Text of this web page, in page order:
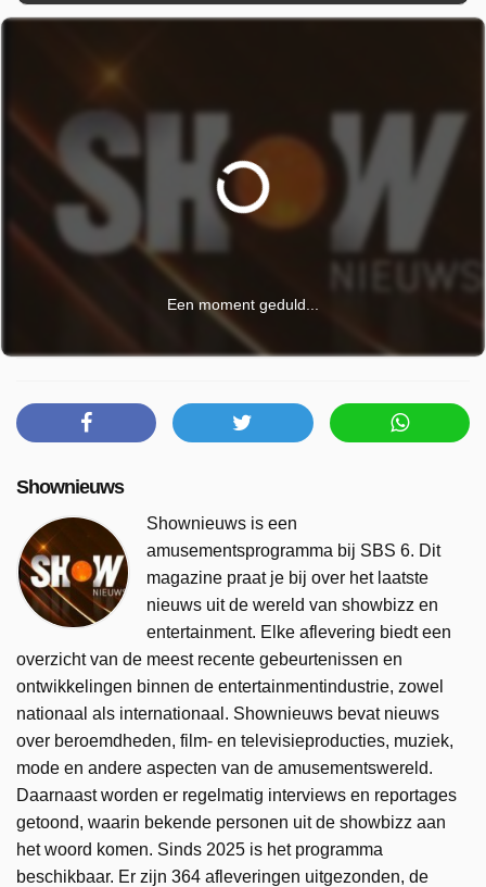
Een moment geduld...
Shownieuws
Shownieuws is een
amusementsprogramma bij SBS 6. Dit
magazine praat je bij over het laatste
nieuws uit de wereld van showbizz en
entertainment. Elke aflevering biedt een
overzicht van de meest recente gebeurtenissen en
ontwikkelingen binnen de entertainmentindustrie, zowel
nationaal als internationaal. Shownieuws bevat nieuws
over beroemdheden, film- en televisieproducties, muziek,
mode en andere aspecten van de amusementswereld.
Daarnaast worden er regelmatig interviews en reportages
getoond, waarin bekende personen uit de showbizz aan
het woord komen. Sinds 2025 is het programma
beschikbaar. Er zijn 364 afleveringen uitgezonden, de